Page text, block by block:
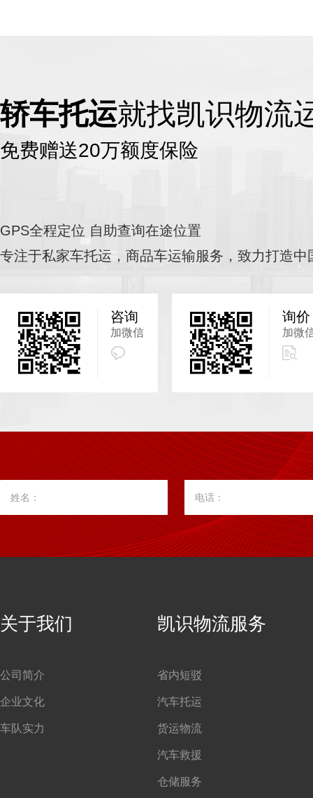
轿车托运就找凯识物流
免费赠送20万额度保险
GPS全程定位 自助查询在途位置
专注于私家车托运，商品车运输服务，致力打造中
咨询
加微信
询价
加微
姓名： 电话：
关于我们
公司简介
企业文化
车队实力
凯识物流服务
省内短驳
汽车托运
货运物流
汽车救援
仓储服务